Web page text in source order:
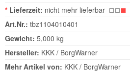
* Lieferzeit: nicht mehr lieferbar
Art.Nr.: tbz1104010401
Gewicht: 5,000 kg
Hersteller: KKK / BorgWarner
Mehr Artikel von: KKK / BorgWarner